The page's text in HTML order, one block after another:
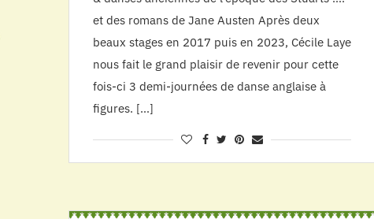
et des romans de Jane Austen Après deux
beaux stages en 2017 puis en 2023, Cécile Laye
nous fait le grand plaisir de revenir pour cette
fois-ci 3 demi-journées de danse anglaise à
figures. […]